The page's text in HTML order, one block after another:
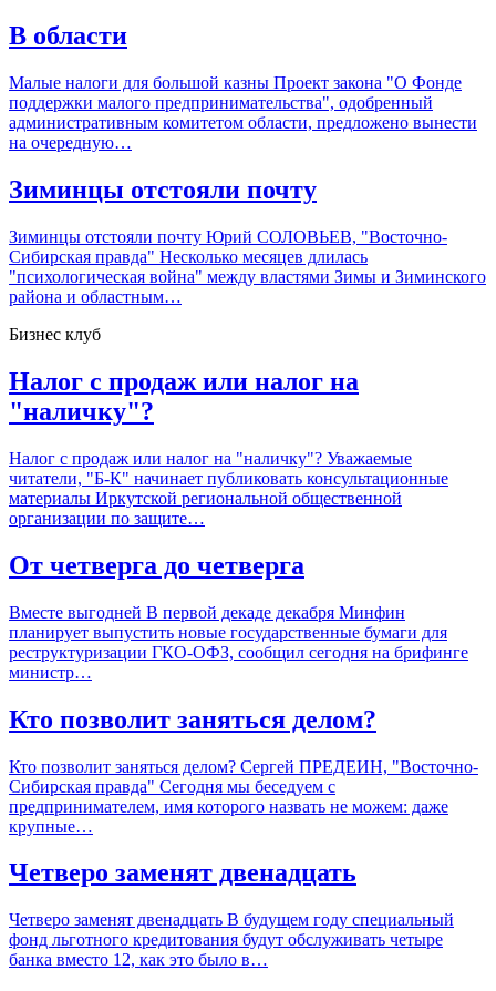
В области
Малые налоги для большой казны Проект закона "О Фонде
поддержки малого предпринимательства", одобренный
административным комитетом области, предложено вынести
на очередную…
Зиминцы отстояли почту
Зиминцы отстояли почту Юрий СОЛОВЬЕВ, "Восточно-
Сибирская правда" Несколько месяцев длилась
"психологическая война" между властями Зимы и Зиминского
района и областным…
Бизнес клуб
Налог с продаж или налог на
"наличку"?
Налог с продаж или налог на "наличку"? Уважаемые
читатели, "Б-К" начинает публиковать консультационные
материалы Иркутской региональной общественной
организации по защите…
От четверга до четверга
Вместе выгодней В первой декаде декабря Минфин
планирует выпустить новые государственные бумаги для
реструктуризации ГКО-ОФЗ, сообщил сегодня на брифинге
министр…
Кто позволит заняться делом?
Кто позволит заняться делом? Сергей ПРЕДЕИН, "Восточно-
Сибирская правда" Сегодня мы беседуем с
предпринимателем, имя которого назвать не можем: даже
крупные…
Четверо заменят двенадцать
Четверо заменят двенадцать В будущем году специальный
фонд льготного кредитования будут обслуживать четыре
банка вместо 12, как это было в…